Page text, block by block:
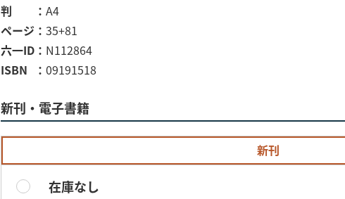
判
A4
ページ
35+81
六一ID
N112864
ISBN
09191518
新刊・電子書籍
新刊
在庫なし